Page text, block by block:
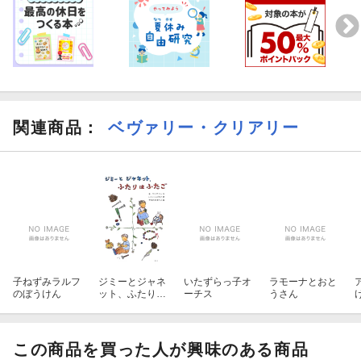
関連商品 ： ベヴァリー・クリアリー
子ねずみラルフ
のぼうけん
ジミーとジャネ
ット、ふたりは
いたずらっ子オ
ーチス
ラモーナとおと
うさん
この商品を買った人が興味のある商品